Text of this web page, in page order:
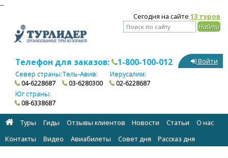
--
Сегодня на сайте 13 туров
Телефон для заказов: 1-800-100-012
Север страны:
04-6228687
Тель-Авив:
03-6280300
Иерусалим:
02-6228687
Юг страны:
08-6338687
Войти
Туры Гиды Отзывы клиентов Новости Статьи
О нас
Контакты
Видео Авиабилеты Cовет дня Рассказ дня